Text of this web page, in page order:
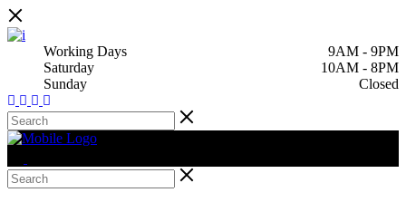
Working Days 9AM - 9PM
Saturday
10AM - 8PM
Sunday
Closed